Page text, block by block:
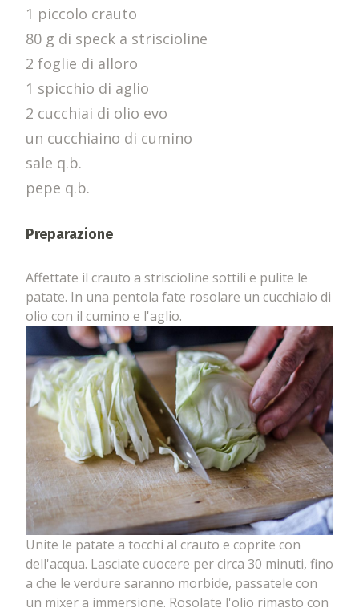
1 piccolo crauto
80 g di speck a striscioline
2 foglie di alloro
1 spicchio di aglio
2 cucchiai di olio evo
un cucchiaino di cumino
sale q.b.
pepe q.b.
Preparazione
Affettate il crauto a striscioline sottili e pulite le
patate. In una pentola fate rosolare un cucchiaio di
olio con il cumino e l'aglio.
Unite le patate a tocchi al crauto e coprite con
dell'acqua. Lasciate cuocere per circa 30 minuti, fino
a che le verdure saranno morbide, passatele con
un mixer a immersione. Rosolate l'olio rimasto con